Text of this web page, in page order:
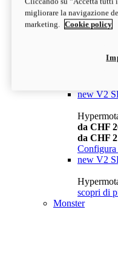
da CHF
Configura
newV2
da CHF
new V2
da CHF
da CHF
Configura
new V2
scopri di
Monster
migliorare la navigazione
marketing.
Cookie policy